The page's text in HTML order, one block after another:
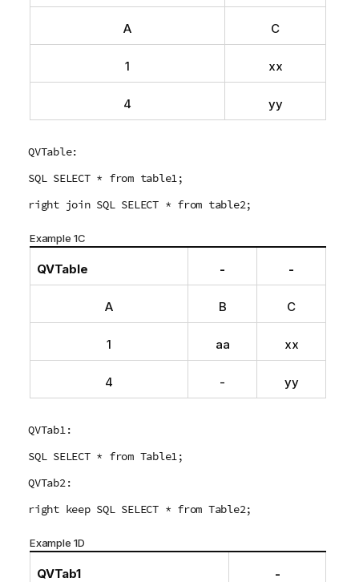
A C
1 xx
4 yy
QVTable:
SQL SELECT * from table1;
right join SQL SELECT * from table2;
Example 1C
QVTable - -
A B C
1 aa xx
4 - yy
QVTab1:
SQL SELECT * from Table1;
QVTab2:
right keep SQL SELECT * from Table2;
Example 1D
QVTab1 -